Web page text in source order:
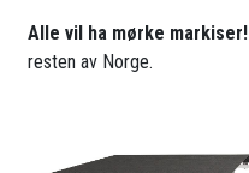
Alle vil ha mørke markiser!
resten av Norge.